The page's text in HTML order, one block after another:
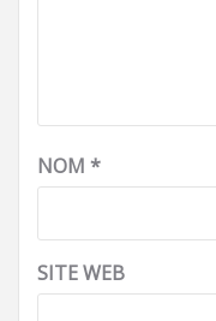
NOM *
SITE WEB